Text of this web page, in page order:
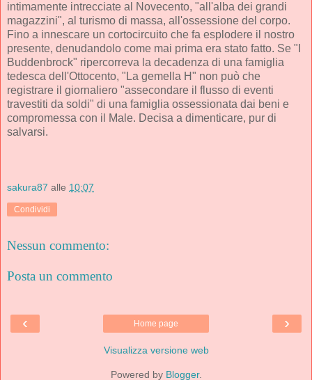
intimamente intrecciate al Novecento, "all'alba dei grandi
magazzini", al turismo di massa, all'ossessione del corpo.
Fino a innescare un cortocircuito che fa esplodere il nostro
presente, denudandolo come mai prima era stato fatto. Se "I
Buddenbrock" ripercorreva la decadenza di una famiglia
tedesca dell'Ottocento, "La gemella H" non può che
registrare il giornaliero "assecondare il flusso di eventi
travestiti da soldi" di una famiglia ossessionata dai beni e
compromessa con il Male. Decisa a dimenticare, pur di
salvarsi.
sakura87 alle 10:07
Condividi
Nessun commento:
Posta un commento
‹ ›
Home page
Visualizza versione web
Powered by Blogger.